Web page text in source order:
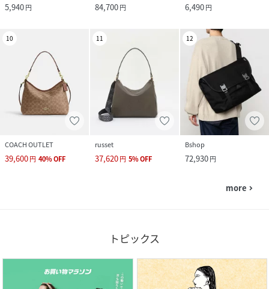
5,940円 84,700円 6,490円
10
COACH OUTLET
39,600円 40%OFF
11
russet
37,620円 5%OFF
12
Bshop
72,930円
more navigate_next
トピックス